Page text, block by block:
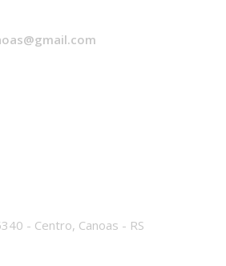
- Centro, Canoas - RS